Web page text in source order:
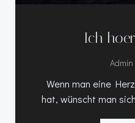
Ich
Admin
Wenn man eine
hat, wünscht man